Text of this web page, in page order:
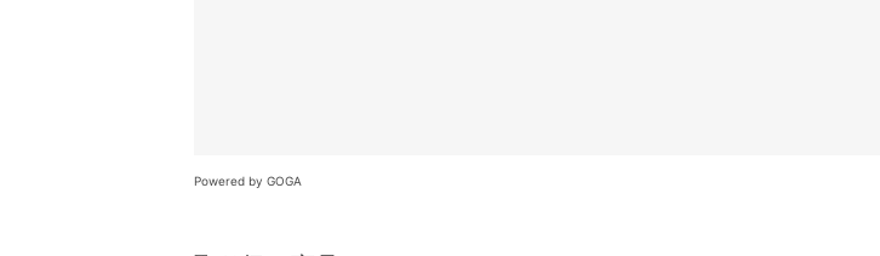
Powered by GOGA